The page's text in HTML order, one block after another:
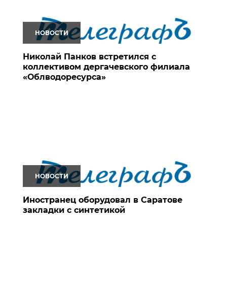
НОВОСТИ
Николай Панков встретился с
коллективом дергачевского филиала
«Облводоресурса»
НОВОСТИ
Иностранец оборудовал в Саратове
закладки с синтетикой